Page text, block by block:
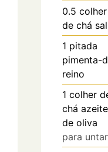
0.5 colher
de chá sal
1 pitada
pimenta-
reino
1 colher
chá azeite
de oliva
para untar